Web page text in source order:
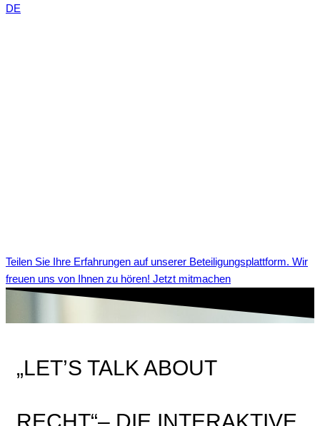
DE
Teilen Sie Ihre Erfahrungen auf unserer Beteiligungsplattform. Wir
freuen uns von Ihnen zu hören! Jetzt mitmachen
„LET’S TALK ABOUT
RECHT“– DIE INTERAKTIVE